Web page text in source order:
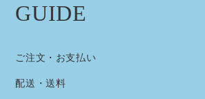
GUIDE
ご注文・お支払い
配送・送料